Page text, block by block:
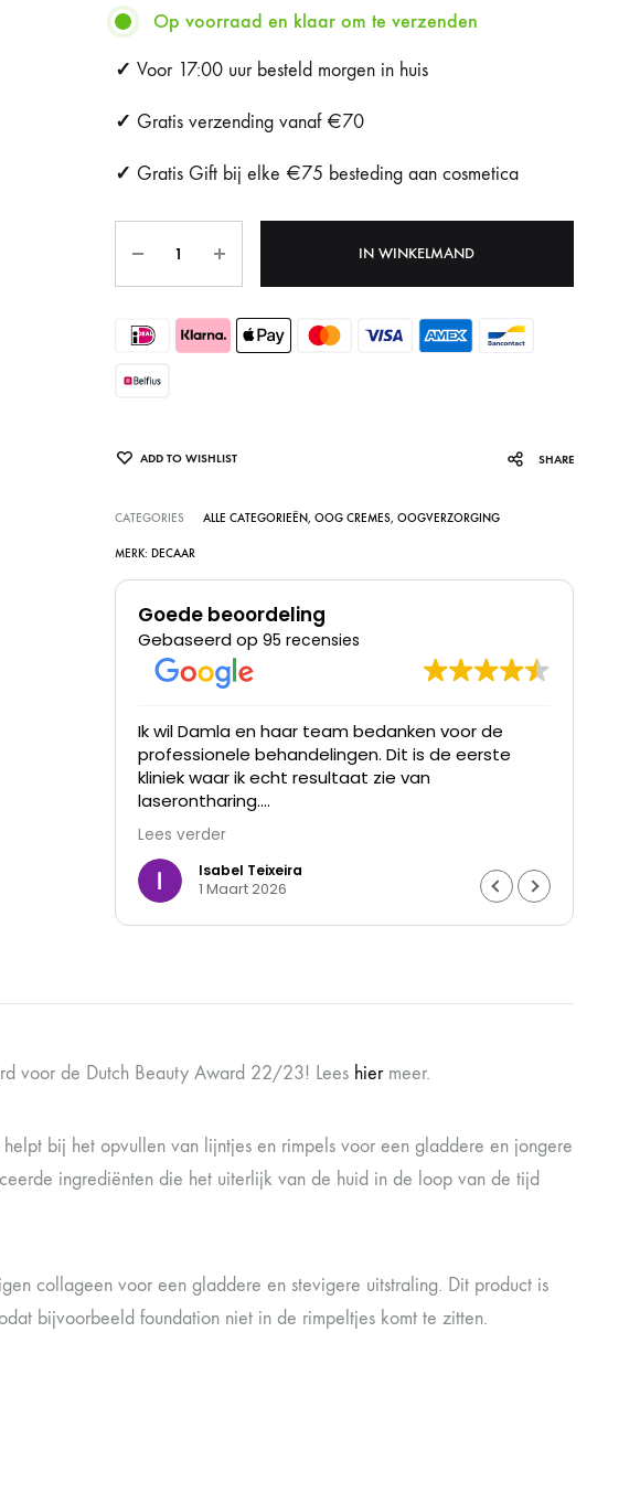
Fotona Dynamis NX
Gentle Max Pro
Hydrafacial Syndeo
LPG Endermologie
Tixel
Op voorraad en klaar om te verzenden
✓ Voor 17:00 uur besteld morgen in huis
✓ Gratis verzending vanaf €70
✓ Gratis Gift bij elke €75 besteding aan cosmetica
IN WINKELMAND
ADD TO WISHLIST SHARE
CATEGORIES ALLE CATEGORIEËN, OOG CREMES, OOGVERZORGING
MERK: DECAAR
Goede beoordeling
Gebaseerd op 95 recensies
Ik wil Damla en haar team bedanken voor de
professionele behandelingen. Dit is de eerste
kliniek waar ik echt resultaat zie van
laserontharing.
De haargroei is duidelijk verminderd en mijn huid
voelt gladder aan. Ik ben ontzettend blij met het
resultaat en de goede begeleiding. Echt een
Lees verder
Isabel Teixeira
1 Maart 2026
voor de Dutch Beauty Award 22/23! Lees hiermeer.
bij het opvullen van lijntjes en rimpels voor een gladdere en jongere
ingrediënten die het uiterlijk van de huid in de loop van de tijd
collageen voor een gladdere en stevigere uitstraling. Dit product is
bijvoorbeeld foundation niet in de rimpeltjes komt te zitten.